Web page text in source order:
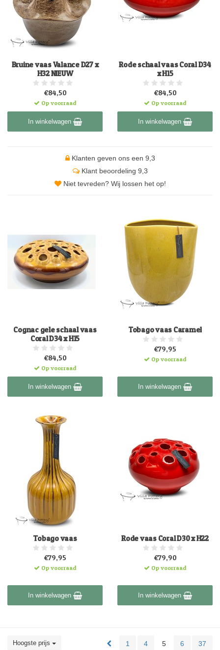
Bruine vaas Valance D27 x
H32 NIEUW
€84,50
Op voorraad
In winkelwagen
Rode schaal vaas Coral D34
x H15
€84,50
Op voorraad
In winkelwagen
Klanten geven ons een 9,3
Klant beoordeling 9,3
Niet tevreden? Wij lossen het op!
Cognac gele schaal vaas
Coral D34 x H15
€84,50
Op voorraad
In winkelwagen
Tobago vaas Caramel
€79,95
Op voorraad
In winkelwagen
Tobago vaas
€79,95
Op voorraad
In winkelwagen
Rode vaas Coral D30 x H22
€79,90
Op voorraad
In winkelwagen
Hoogste prijs 1 4 5 6 37